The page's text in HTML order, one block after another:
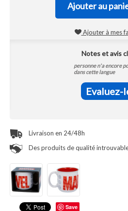
Save
Ajouter au
Ajouter à mes
Notes et avis
personne n'a encore
dans cette langue
Evaluez-
Livraison en 24/48h
Des produits de qualité